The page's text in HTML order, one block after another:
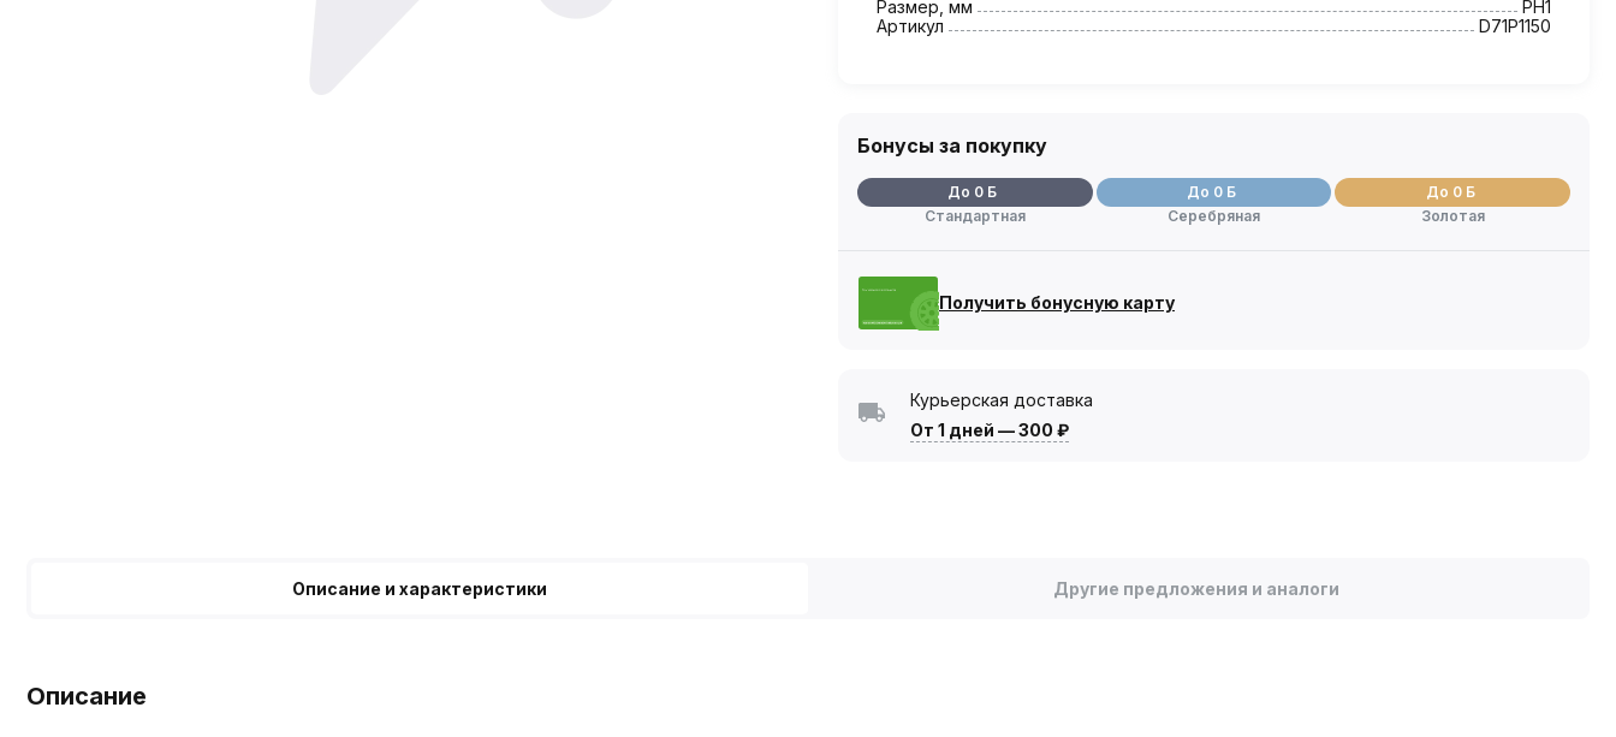
Размер, мм
PH1
Артикул
D71P1150
Бонусы за покупку
До 0 Б
Стандартная
До 0 Б
Серебряная
До 0 Б
Золотая
Получить бонусную карту
Курьерская доставка
От 1 дней —300 ₽
Описание и характеристики Другие предложения и аналоги
Описание